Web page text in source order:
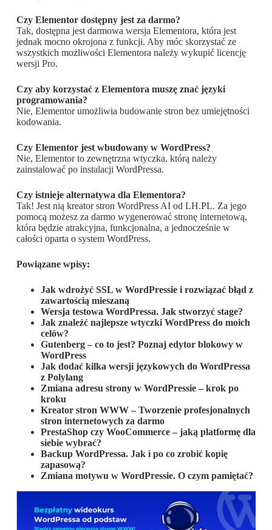
Czy Elementor dostępny jest za darmo?
Tak, dostępna jest darmowa wersja Elementora, która jest
jednak mocno okrojona z funkcji. Aby móc skorzystać ze
wszystkich możliwości Elementora należy wykupić licencję
wersji Pro.
Czy aby korzystać z Elementora muszę znać języki
programowania?
Nie, Elementor umożliwia budowanie stron bez umiejętności
kodowania.
Czy Elementor jest wbudowany w WordPress?
Nie, Elementor to zewnętrzna wtyczka, którą należy
zainstalować po instalacji WordPressa.
Czy istnieje alternatywa dla Elementora?
Tak! Jest nią kreator stron WordPress AI od LH.PL. Za jego
pomocą możesz za darmo wygenerować stronę internetową,
która będzie atrakcyjna, funkcjonalna, a jednocześnie w
całości oparta o system WordPress.
Powiązane wpisy:
Jak wdrożyć SSL w WordPressie i rozwiązać błąd z
zawartością mieszaną
Wersja testowa WordPressa. Jak stworzyć stage?
Jak znaleźć najlepsze wtyczki WordPress do moich
celów?
Gutenberg – co to jest? Poznaj edytor blokowy w
WordPress
Jak dodać kilka wersji językowych do WordPressa
z Polylang
Zmiana adresu strony w WordPressie – krok po
kroku
Kreator stron WWW – Tworzenie profesjonalnych
stron internetowych za darmo
PrestaShop czy WooCommerce – jaką platformę dla
siebie wybrać?
Backup WordPressa. Jak i po co zrobić kopię
zapasową?
Zmiana motywu w WordPressie. O czym pamiętać?